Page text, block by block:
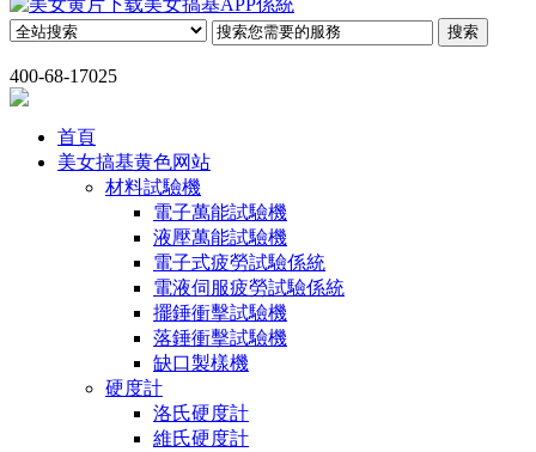
400-68-17025
首頁
美女搞基黄色网站
材料試驗機
電子萬能試驗機
液壓萬能試驗機
電子式疲勞試驗係統
電液伺服疲勞試驗係統
擺錘衝擊試驗機
落錘衝擊試驗機
缺口製樣機
硬度計
洛氏硬度計
維氏硬度計